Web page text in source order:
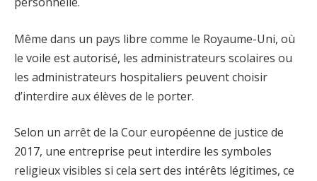
Même dans un pays libre comme le Royaume-Uni, où
le voile est autorisé, les administrateurs scolaires ou
les administrateurs hospitaliers peuvent choisir
d’interdire aux élèves de le porter.
Selon un arrêt de la Cour européenne de justice de
2017, une entreprise peut interdire les symboles
religieux visibles si cela sert des intérêts légitimes, ce